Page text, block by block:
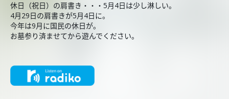
休日（祝日）の肩書き・・・5月4日は少し淋しい。
4月29日の肩書きが5月4日に。
今年は9月に国民の休日が。
お墓参り済ませてから遊んでください。